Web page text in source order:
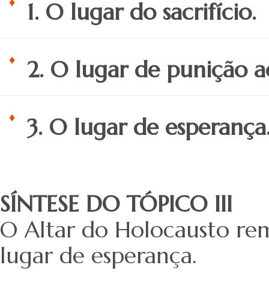
1. O lugar do sacrifício.
2. O lugar de punição
3. O lugar de
SÍNTESE DO TÓPICO III
O Altar do Holocausto
lugar de esperança.